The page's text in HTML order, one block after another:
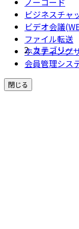
ビジネスチャ
ビデオ会議
ファイル転送
ホスティング
会員管理シス
閉じる
カテゴリー